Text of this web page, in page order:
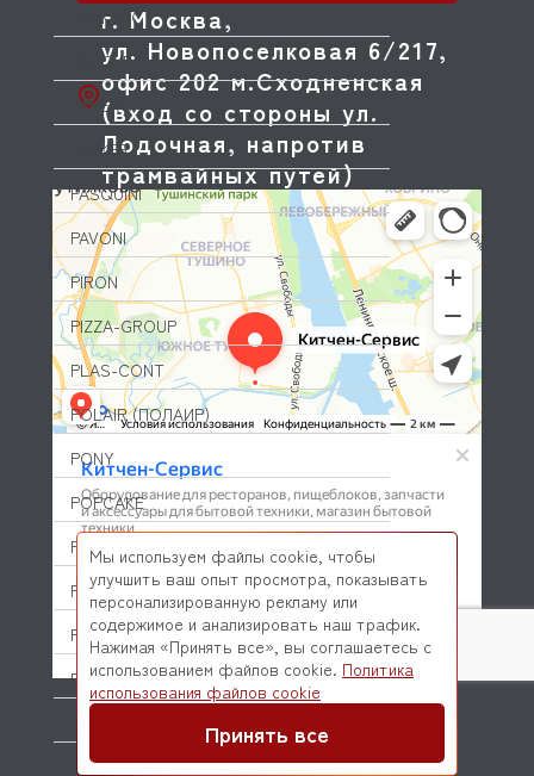
PACKVAC
PACOJET
PANERO
PARKER
PASQUINI
PAVONI
PIRON
PIZZA-GROUP
PLAS-CONT
POLAIR (ПОЛАИР)
PONY
POPCAKE
PRATICA
PRIMAX
PRIMUS
PRISMAFOOD
PRODIGY
г. Москва,
ул. Новопоселковая 6/217,
офис 202 м.Сходненская
(вход со стороны ул.
Лодочная, напротив
трамвайных путей)
© 2026 Kitchen-Service.com Интернет-магазин запчастей
и оборудования профессиональной кухни
Мы используем файлы cookie, чтобы
улучшить ваш опыт просмотра, показывать
персонализированную рекламу или
содержимое и анализировать наш трафик.
Нажимая «Принять все», вы соглашаетесь с
использованием файлов cookie. Политика
использования файлов cookie
Принять все